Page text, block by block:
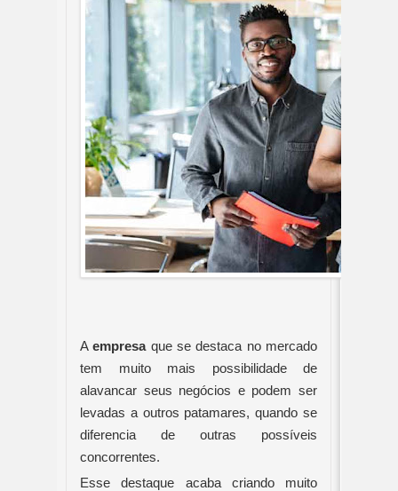
A empresa que se destaca no mercado
tem muito mais possibilidade de
alavancar seus negócios e podem ser
levadas a outros patamares, quando se
diferencia de outras possíveis
concorrentes.
Esse destaque acaba criando muito